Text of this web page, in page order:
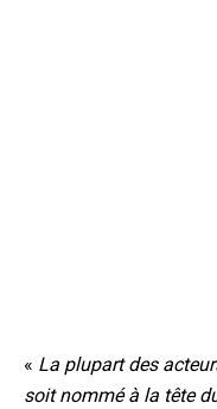
« La plupart des
soit nommé à la tête